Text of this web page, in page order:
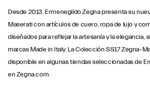
Desde 2013, Ermenegildo Zegna presenta su
Maserati con artículos de cuero, ropa de lujo y
diseñados para reflejar la artesanía y la elegancia,
marcas Made in Italy. La Colección SS17 Zegna-
disponible en algunas tiendas seleccionadas de
en Zegna.com.